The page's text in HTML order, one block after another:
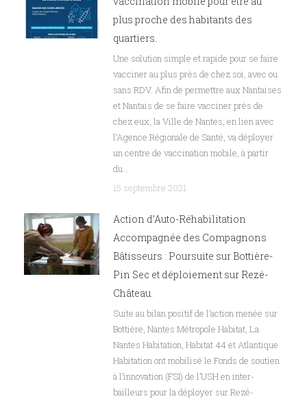
plus proche des habitants des
quartiers.
Une solution simple et rapide pour se faire
vacciner au plus près de chez soi, avec ou
sans RDV. Afin de permettre aux Nantaises
et Nantais de se faire vacciner près de
chez eux, la Ville de Nantes, en lien avec
l’Agence Régionale de Santé, va déployer
un centre de vaccination mobile, à partir
du…
15 septembre 2021
Action d’Auto-Réhabilitation
Accompagnée des Compagnons
Bâtisseurs : Poursuite sur Bottière-
Pin Sec et déploiement sur Rezé-
Château.
Suite au bilan positif de l’action menée sur
Bottière, Nantes Métropole Habitat, La
Nantes Habitation, Habitat 44 et Atlantique
Habitation ont mobilisé le Fonds de soutien
à l’innovation (FSI) de l’USH en inter-
bailleurs pour la déployer sur Rezé-